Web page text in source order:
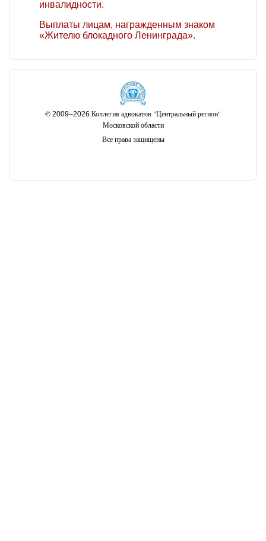
инвалидности.
Выплаты лицам, награжденным знаком
«Жителю блокадного Ленинграда».
© 2009–2026 Коллегия адвокатов "Центральный регион"
Московской области
Все права защищены